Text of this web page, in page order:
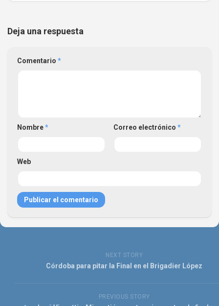
Deja una respuesta
Comentario *
Nombre* Correo electrónico *
Web
NEXT STORY
Córdoba para pitar la Final en el Brigadier López
PREVIOUS STORY